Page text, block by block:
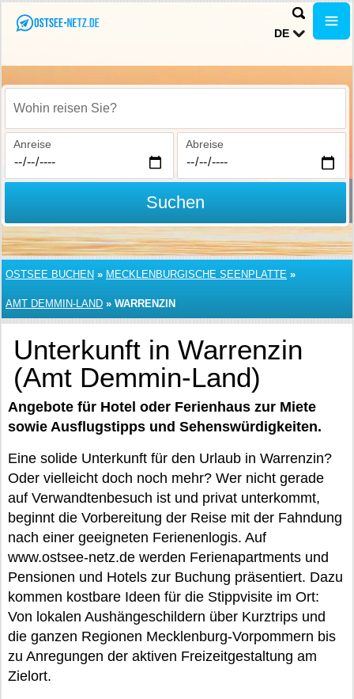
DE
Wohin reisen Sie?
Anreise Abreise
Suchen
OSTSEE BUCHEN » MECKLENBURGISCHE SEENPLATTE »
AMT DEMMIN-LAND » WARRENZIN
Unterkunft in Warrenzin
(Amt Demmin-Land)
Angebote für Hotel oder Ferienhaus zur Miete
sowie Ausflugstipps und Sehenswürdigkeiten.
Eine solide Unterkunft für den Urlaub in Warrenzin?
Oder vielleicht doch noch mehr? Wer nicht gerade
auf Verwandtenbesuch ist und privat unterkommt,
beginnt die Vorbereitung der Reise mit der Fahndung
nach einer geeigneten Ferienenlogis. Auf
www.ostsee-netz.de werden Ferienapartments und
Pensionen und Hotels zur Buchung präsentiert. Dazu
kommen kostbare Ideen für die Stippvisite im Ort:
Von lokalen Aushängeschildern über Kurztrips und
die ganzen Regionen Mecklenburg-Vorpommern bis
zu Anregungen der aktiven Freizeitgestaltung am
Zielort.